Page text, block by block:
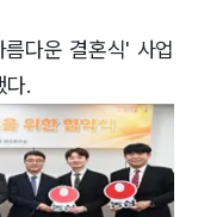
다운 결혼식' 사업
다.